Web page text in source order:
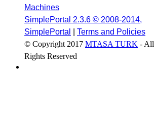
Machines
SimplePortal 2.3.6 © 2008-2014,
SimplePortal
Terms and Policies
© Copyright 2017 MTASA TURK - All
Rights Reserved